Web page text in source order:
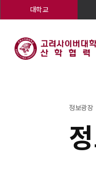
대학교
정보광장